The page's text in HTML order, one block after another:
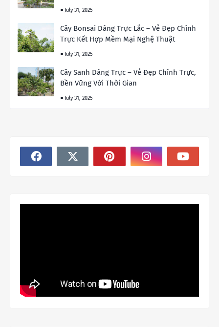
July 31, 2025
Cây Bonsai Dáng Trực Lắc – Vẻ Đẹp Chính
Trực Kết Hợp Mềm Mại Nghệ Thuật
July 31, 2025
Cây Sanh Dáng Trực – Vẻ Đẹp Chính Trực,
Bền Vững Với Thời Gian
July 31, 2025